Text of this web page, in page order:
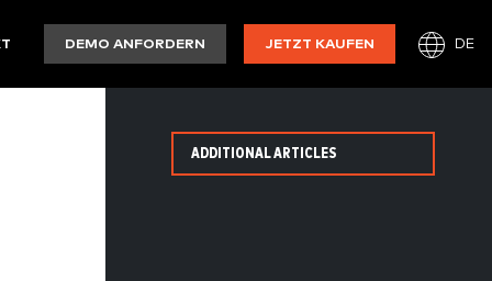
DEMO ANFORDERN JETZT KAUFEN DE
ADDITIONAL ARTICLES